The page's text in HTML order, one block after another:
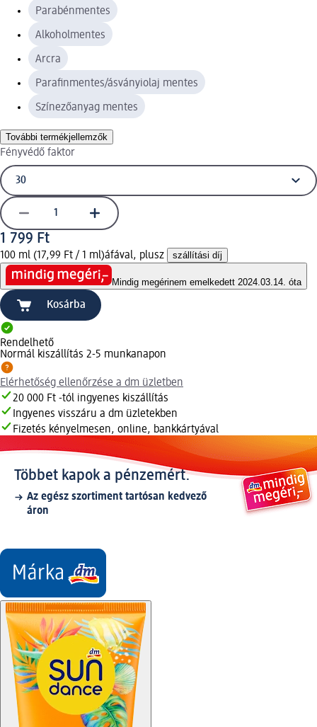
Parabénmentes
Alkoholmentes
Arcra
Parafinmentes/ásványiolaj mentes
Színezőanyag mentes
További termékjellemzők
Fényvédő faktor
1 799 Ft
100 ml (17,99 Ft / 1 ml)áfával, plusz szállítási díj
Mindig megérinem emelkedett 2024.03.14. óta
Kosárba
Rendelhető
Normál kiszállítás 2-5 munkanapon
Elérhetőség ellenőrzése a dm üzletben
20 000 Ft -tól ingyenes kiszállítás
Ingyenes visszáru a dm üzletekben
Fizetés kényelmesen, online, bankkártyával
Többet kapok a pénzemért.
Az egész szortiment tartósan kedvező
áron